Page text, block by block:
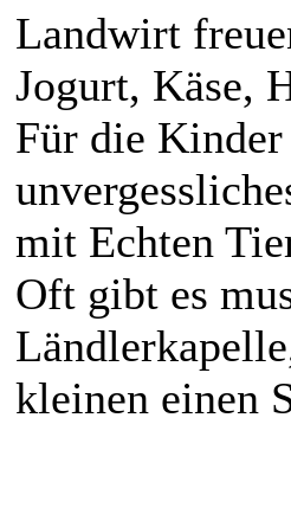
Landwirt
Jogurt, Käse,
Für die
mit Echten
Oft gibt es
kleinen einen